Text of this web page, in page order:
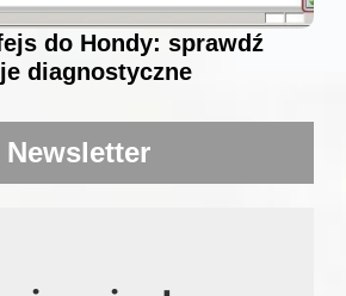
do Hondy: sprawdź
diagnostyczne
Newsletter